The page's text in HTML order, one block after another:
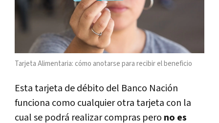
Tarjeta Alimentaria: cómo anotarse para recibir el beneficio
Esta tarjeta de débito del Banco Nación
funciona como cualquier otra tarjeta con la
cual se podrá realizar compras pero no es